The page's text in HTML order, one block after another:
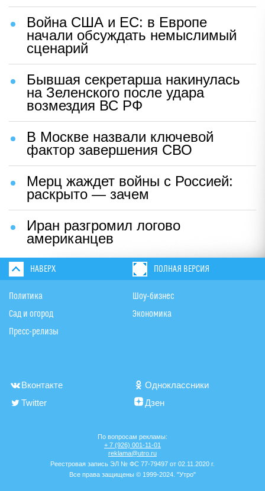
Война США и ЕС: в Европе
начали обсуждать немыслимый
сценарий
Бывшая секретарша накинулась
на Зеленского после удара
возмездия ВС РФ
В Москве назвали ключевой
фактор завершения СВО
Мерц жаждет войны с Россией:
раскрыто — зачем
Иран разгромил логово
американцев
НАВЕРХ ПОЛНАЯ ВЕРСИЯ
Политика
Сад и огород
Пресс-релизы
Шоу-бизнес
Экономика
Вконтакте
Одноклассники
Twitter
Дзен
По вопросам рекламы:
+ 7 (926) 001-11-01
reklama@utro.ru
Реестровая запись ЭЛ № ФС 77-79497 от 02.11.2020 г.
Все права защищены © 1999-2024. "Утро"